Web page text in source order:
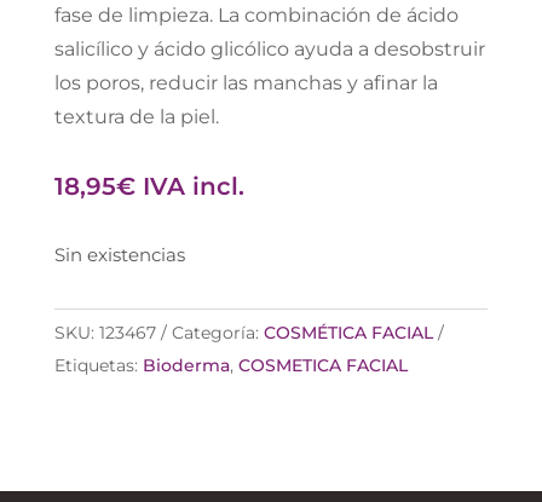
fase de limpieza. La combinación de ácido
salicílico y ácido glicólico ayuda a desobstruir
los poros, reducir las manchas y afinar la
textura de la piel.
18,95€ IVA incl.
Sin existencias
SKU: 123467 Categoría: COSMÉTICA FACIAL
Etiquetas: Bioderma, COSMETICA FACIAL